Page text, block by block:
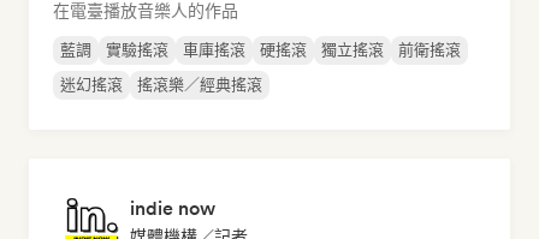
在電臺播放音樂人的作品
藍調 實驗搖滾 車庫搖滾 硬搖滾 獨立搖滾
前衛搖滾
迷幻搖滾
搖滾樂／經典搖滾
indie now